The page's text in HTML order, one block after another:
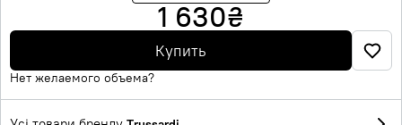
1 630₴
Купить
Нет желаемого объема?